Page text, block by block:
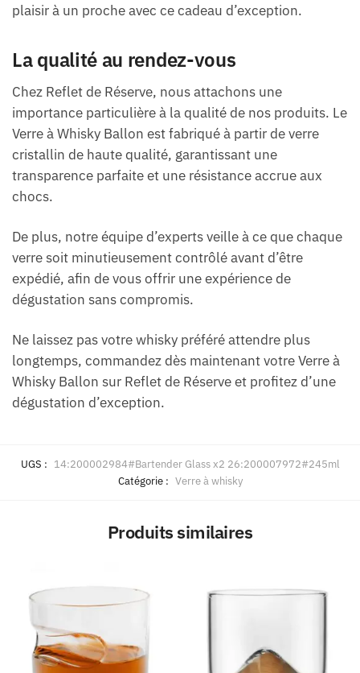
plaisir à un proche avec ce cadeau d’exception.
La qualité au rendez-vous
Chez Reflet de Réserve, nous attachons une
importance particulière à la qualité de nos produits. Le
Verre à Whisky Ballon est fabriqué à partir de verre
cristallin de haute qualité, garantissant une
transparence parfaite et une résistance accrue aux
chocs.
De plus, notre équipe d’experts veille à ce que chaque
verre soit minutieusement contrôlé avant d’être
expédié, afin de vous offrir une expérience de
dégustation sans compromis.
Ne laissez pas votre whisky préféré attendre plus
longtemps, commandez dès maintenant votre Verre à
Whisky Ballon sur Reflet de Réserve et profitez d’une
dégustation d’exception.
UGS : 14:200002984#Bartender Glass x2 26:200007972#245ml
Catégorie : Verre à whisky
Produits similaires